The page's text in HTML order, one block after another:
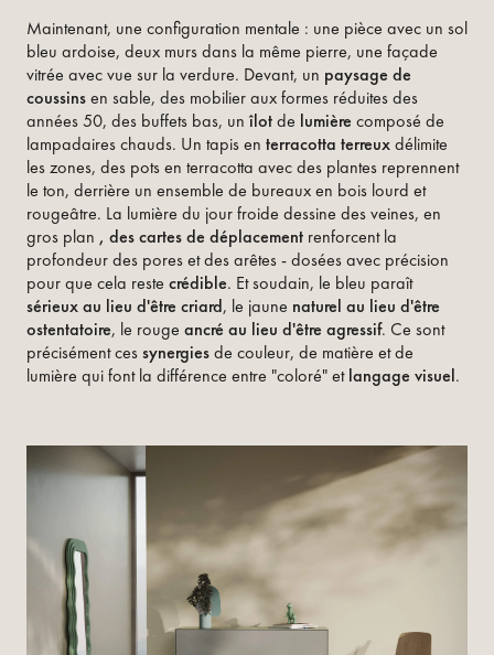
Maintenant, une configuration mentale : une pièce avec un sol
bleu ardoise, deux murs dans la même pierre, une façade
vitrée avec vue sur la verdure. Devant, un paysage de
coussinsen sable, des mobilier aux formes réduites des
années 50, des buffets bas, un îlotde lumière composé de
lampadaires chauds. Un tapis en terracotta terreuxdélimite
les zones, des pots en terracotta avec des plantes reprennent
le ton, derrière un ensemble de bureaux en bois lourd et
rougeâtre. La lumière du jour froide dessine des veines, en
gros plan , des cartes de déplacement renforcent la
profondeur des pores et des arêtes - dosées avec précision
pour que cela reste crédible. Et soudain, le bleu paraît
sérieux au lieu d'être criard, le jaune naturel au lieu d'être
ostentatoire, le rouge ancré au lieu d'être agressif. Ce sont
précisément cessynergiesde couleur, de matière et de
lumière qui font la différence entre "coloré" etlangage visuel.